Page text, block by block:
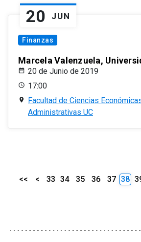
20 JUN
Finanzas
Marcela Valenzuela,
20 de Junio de 2019
17:00
Facultad de Ciencias
Administrativas UC
<< < 33 34 35 36 37 38